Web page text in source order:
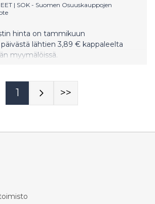
| SOK - Suomen Osuuskauppojen
hinta on tammikuun
lähtien 3,89 € kappaleelta
myymälöissä.
1 >>